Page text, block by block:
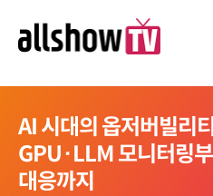
AI 시대의 옵저버빌리
GPU·LLM 모니터링
대응까지